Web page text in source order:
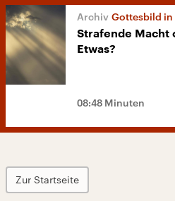
Gottesbild in
Strafende Macht
Etwas?
08:48 Minuten
Zur Startseite